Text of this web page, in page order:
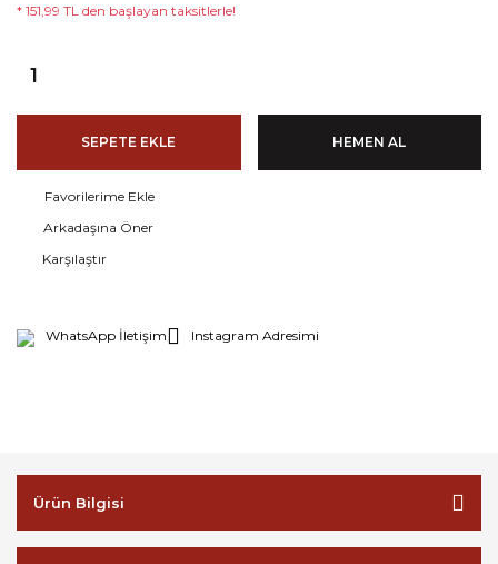
* 151,99 TL den başlayan taksitlerle!
SEPETE EKLE HEMEN AL
Arkadaşına Öner
Karşılaştır
WhatsApp İletişim Instagram Adresimi
Ürün Bilgisi